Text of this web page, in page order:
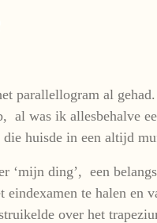
parallellogram al
was ik allesbehalve
huisde in een altijd
‘mijn ding’, een
eindexamen te halen
over het